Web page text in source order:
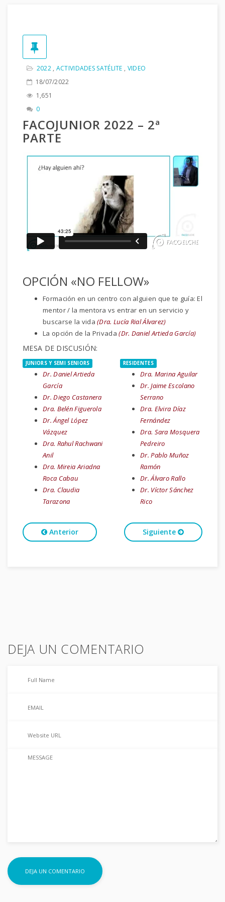
2022, ACTIVIDADES SATÉLITE , VIDEO
18/07/2022
1,651
0
FACOJUNIOR 2022 – 2ª
PARTE
OPCIÓN «NO FELLOW»
Formación en un centro con alguien que te guía: El
mentor / la mentora vs entrar en un servicio y
buscarse la vida(Dra. Lucía Rial Álvarez)
La opción de la Privada(Dr. Daniel Artieda García)
MESA DE DISCUSIÓN:
JUNIORS Y SEMI SENIORS
Dr. Daniel Artieda
García
Dr. Diego Castanera
Dra. Belén Figuerola
Dr. Ángel López
Vázquez
Dra. Rahul Rachwani
Anil
Dra. Mireia Ariadna
Roca Cabau
Dra. Claudia
Tarazona
RESIDENTES
Dra. Marina Aguilar
Dr. Jaime Escolano
Serrano
Dra. Elvira Díaz
Fernández
Dra. Sara Mosquera
Pedreiro
Dr. Pablo Muñoz
Ramón
Dr. Álvaro Rallo
Dr. Víctor Sánchez
Rico
Anterior Siguiente
DEJA UN COMENTARIO